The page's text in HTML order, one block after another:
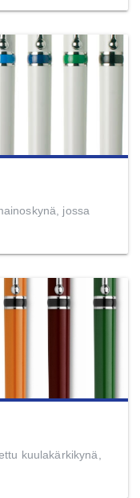
jossa
kuulakärkikynä,